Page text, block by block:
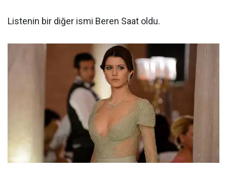
Listenin bir diğer ismi Beren Saat oldu.